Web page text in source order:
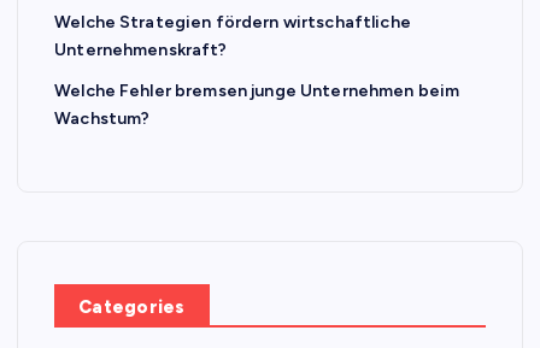
Welche Strategien fördern wirtschaftliche
Unternehmenskraft?
Welche Fehler bremsen junge Unternehmen beim
Wachstum?
Categories